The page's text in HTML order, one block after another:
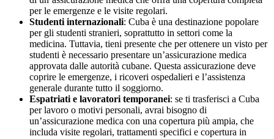
per le emergenze e le visite regolari.
Studenti internazionali: Cuba è una destinazione popolare
per gli studenti stranieri, soprattutto in settori come la
medicina. Tuttavia, tieni presente che per ottenere un visto per
studenti è necessario presentare un’assicurazione medica
approvata dalle autorità cubane. Questa assicurazione deve
coprire le emergenze, i ricoveri ospedalieri e l’assistenza
generale durante tutto il soggiorno.
Espatriati e lavoratori temporanei: se ti trasferisci a Cuba
per lavoro o motivi personali, avrai bisogno di
un’assicurazione medica con una copertura più ampia, che
includa visite regolari, trattamenti specifici e copertura in